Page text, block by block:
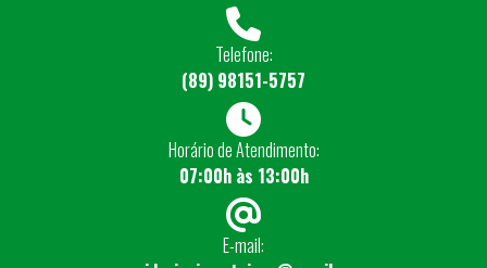
Telefone:
(89) 98151-5757
Horário de Atendimento:
07:00h às 13:00h
E-mail: